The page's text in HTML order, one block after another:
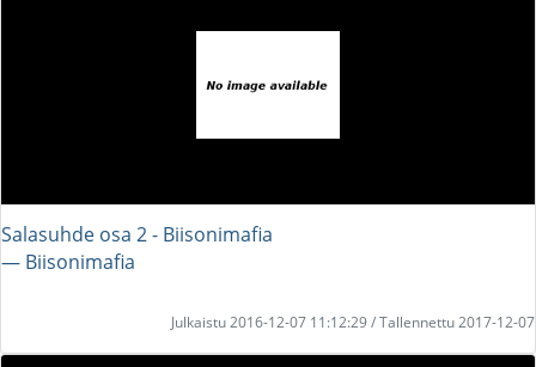
Salasuhde osa 2 - Biisonimafia
― Biisonimafia
Julkaistu 2016-12-07 11:12:29 / Tallennettu 2017-12-07